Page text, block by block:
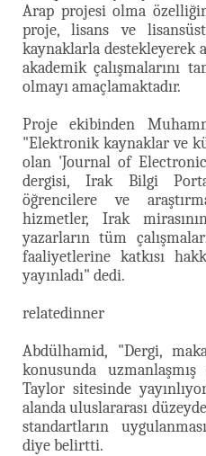
Arap projesi olma
proje, lisans ve
kaynaklarla destekleyerek
akademik çalışmalarını
olmayı amaçlamaktadır.
Proje ekibinden
"Elektronik kaynaklar ve
olan 'Journal of
dergisi, Irak Bilgi
öğrencilere ve
hizmetler, Irak
yazarların tüm
faaliyetlerine katkısı
yayınladı" dedi.
relatedinner
Abdülhamid, "Dergi,
konusunda
Taylor sitesinde
alanda uluslararası
standartların
diye belirtti.